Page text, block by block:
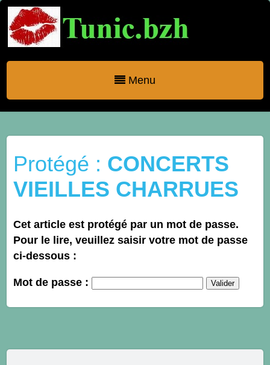
Menu
Protégé : CONCERTS
VIEILLES CHARRUES
Cet article est protégé par un mot de passe.
Pour le lire, veuillez saisir votre mot de passe
ci-dessous :
Mot de passe :